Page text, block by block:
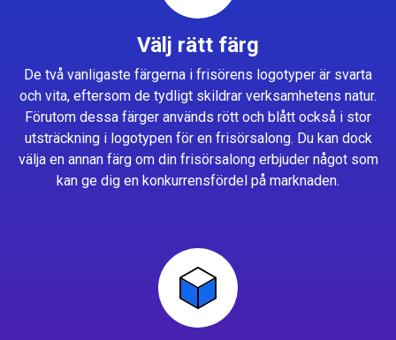
Välj rätt färg
De två vanligaste färgerna i frisörens logotyper är svarta
och vita, eftersom de tydligt skildrar verksamhetens natur.
Förutom dessa färger används rött och blått också i stor
utsträckning i logotypen för en frisörsalong. Du kan dock
välja en annan färg om din frisörsalong erbjuder något som
kan ge dig en konkurrensfördel på marknaden.